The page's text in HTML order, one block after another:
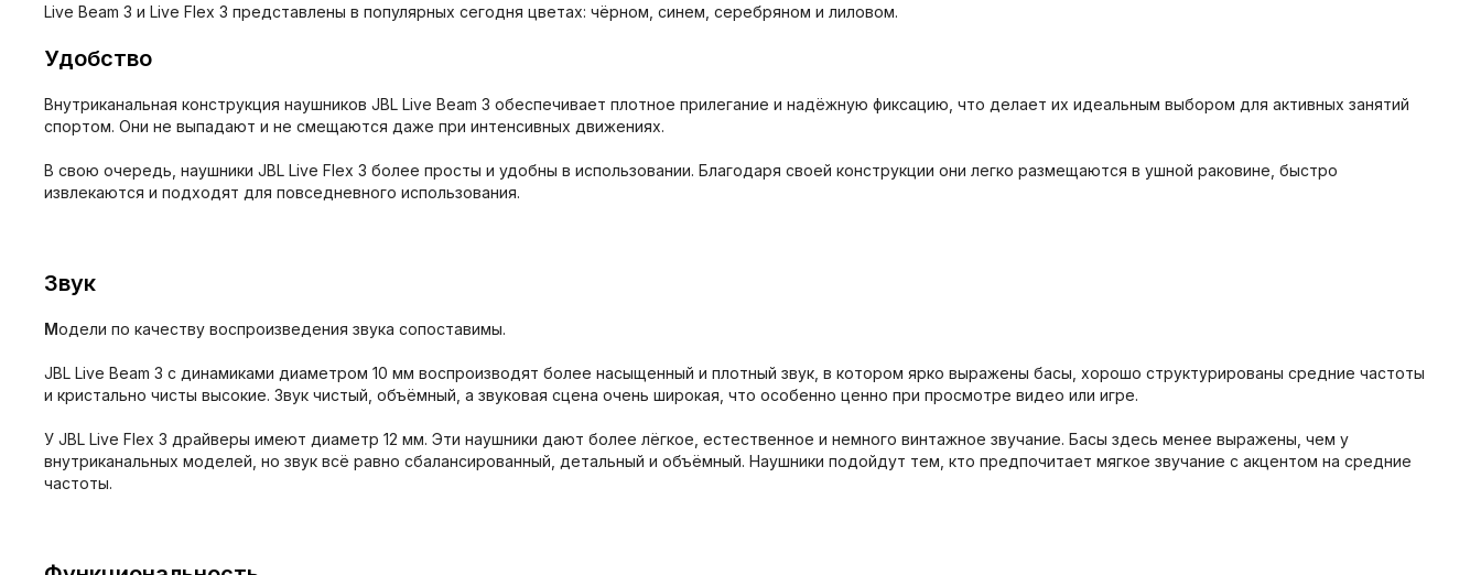
Live Beam 3 и Live Flex 3 представлены в популярных сегодня цветах: чёрном, синем, серебряном и лиловом.
Удобство
Внутриканальная конструкция наушников JBL Live Beam 3 обеспечивает плотное прилегание и надёжную фиксацию, что делает их идеальным выбором для активных занятий
спортом. Они не выпадают и не смещаются даже при интенсивных движениях.
В свою очередь, наушники JBL Live Flex 3 более просты и удобны в использовании. Благодаря своей конструкции они легко размещаются в ушной раковине, быстро
извлекаются и подходят для повседневного использования.
Звук
Модели по качеству воспроизведения звука сопоставимы.
JBL Live Beam 3 с динамиками диаметром 10 мм воспроизводят более насыщенный и плотный звук, в котором ярко выражены басы, хорошо структурированы средние частоты
и кристально чисты высокие. Звук чистый, объёмный, а звуковая сцена очень широкая, что особенно ценно при просмотре видео или игре.
У JBL Live Flex 3 драйверы имеют диаметр 12 мм. Эти наушники дают более лёгкое, естественное и немного винтажное звучание. Басы здесь менее выражены, чем у
внутриканальных моделей, но звук всё равно сбалансированный, детальный и объёмный. Наушники подойдут тем, кто предпочитает мягкое звучание с акцентом на средние
частоты.